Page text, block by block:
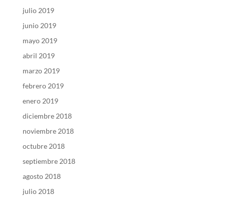
julio 2019
junio 2019
mayo 2019
abril 2019
marzo 2019
febrero 2019
enero 2019
diciembre 2018
noviembre 2018
octubre 2018
septiembre 2018
agosto 2018
julio 2018